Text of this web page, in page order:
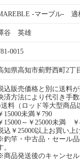
-マーブル- 適
谷 英雄
0015
知県高知市薊野西町2丁
込販売価格と別に送料が
済方法により代引き手
送料（ロッド等大型商品
15000未満￥790
15000～￥25000未満 ￥
込￥25000以上お買い上
釣竿・中古品・セール
。
商品発送後のキャンセ